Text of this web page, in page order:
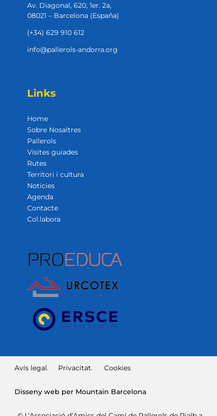
Av. Diagonal, 620, 1er. 2a,
08021 – Barcelona (Espaňa)
(+34) 629 910 612
info@pallerols-andorra.org
Links
Home
Sobre Nosaltres
Pallerols
Visites guiades
Rutes
Territori i cultura
Noticies
Agenda
Contacte
Col.labora
Avís legal. Privacitat. Cookies
Disseny web per Mountain Barcelona